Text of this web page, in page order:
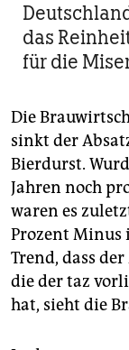
das
für die
Die
sinkt der
Bierdurst.
Jahren noch
waren es
Prozent Minus
Trend, dass
die der taz
hat, sieht die